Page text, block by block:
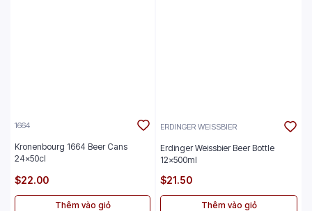
1664
Kronenbourg 1664 Beer Cans
24x50cl
$22.00
Thêm vào giỏ
ERDINGER WEISSBIER
Erdinger Weissbier Beer Bottle
12x500ml
$21.50
Thêm vào giỏ